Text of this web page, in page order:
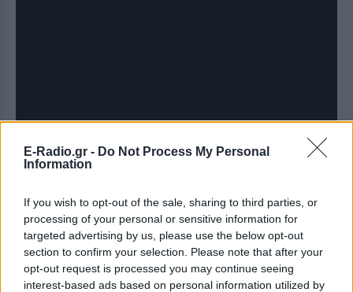
E-Radio.gr - Do Not Process My Personal
Information
If you wish to opt-out of the sale, sharing to third parties, or
processing of your personal or sensitive information for
targeted advertising by us, please use the below opt-out
section to confirm your selection. Please note that after your
opt-out request is processed you may continue seeing
interest-based ads based on personal information utilized by
ΔΙΑΦΗΜΙΣΗ